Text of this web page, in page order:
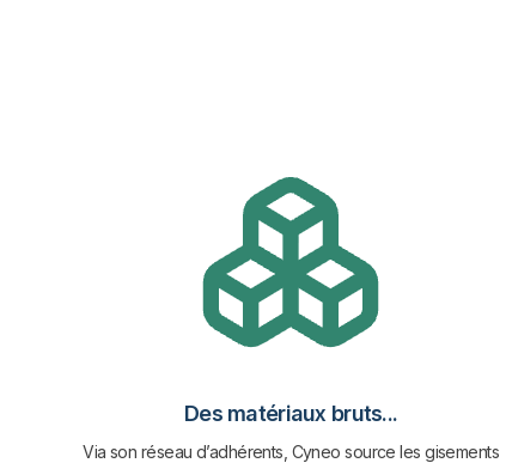
Des matériaux bruts...
Via son réseau d’adhérents, Cyneo source les gisements